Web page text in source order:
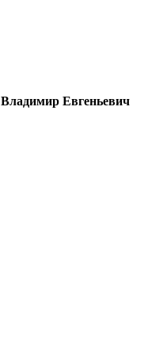
Владимир Евгеньевич